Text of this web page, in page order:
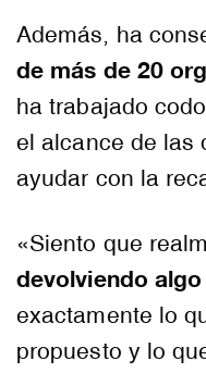
Además, ha
de más de 20
ha trabajado
el alcance de las
ayudar con la
«Siento que
devolviendo
exactamente lo
propuesto y lo